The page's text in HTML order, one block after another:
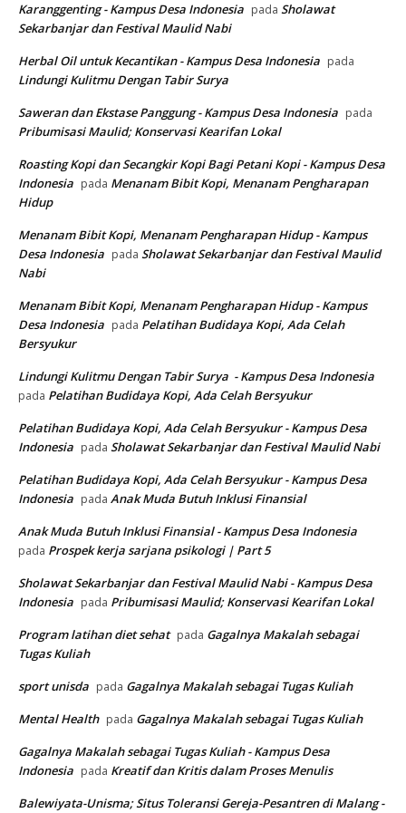
Karanggenting - Kampus Desa Indonesia pada Sholawat
Sekarbanjar dan Festival Maulid Nabi
Herbal Oil untuk Kecantikan - Kampus Desa Indonesia pada
Lindungi Kulitmu Dengan Tabir Surya
Saweran dan Ekstase Panggung - Kampus Desa Indonesia pada
Pribumisasi Maulid; Konservasi Kearifan Lokal
Roasting Kopi dan Secangkir Kopi Bagi Petani Kopi - Kampus Desa
Indonesia pada Menanam Bibit Kopi, Menanam Pengharapan
Hidup
Menanam Bibit Kopi, Menanam Pengharapan Hidup - Kampus
Desa Indonesia pada Sholawat Sekarbanjar dan Festival Maulid
Nabi
Menanam Bibit Kopi, Menanam Pengharapan Hidup - Kampus
Desa Indonesia pada Pelatihan Budidaya Kopi, Ada Celah
Bersyukur
Lindungi Kulitmu Dengan Tabir Surya - Kampus Desa Indonesia
pada Pelatihan Budidaya Kopi, Ada Celah Bersyukur
Pelatihan Budidaya Kopi, Ada Celah Bersyukur - Kampus Desa
Indonesia pada Sholawat Sekarbanjar dan Festival Maulid Nabi
Pelatihan Budidaya Kopi, Ada Celah Bersyukur - Kampus Desa
Indonesia pada Anak Muda Butuh Inklusi Finansial
Anak Muda Butuh Inklusi Finansial - Kampus Desa Indonesia
pada Prospek kerja sarjana psikologi | Part 5
Sholawat Sekarbanjar dan Festival Maulid Nabi - Kampus Desa
Indonesia pada Pribumisasi Maulid; Konservasi Kearifan Lokal
Program latihan diet sehat pada Gagalnya Makalah sebagai
Tugas Kuliah
sport unisda pada Gagalnya Makalah sebagai Tugas Kuliah
Mental Health pada Gagalnya Makalah sebagai Tugas Kuliah
Gagalnya Makalah sebagai Tugas Kuliah - Kampus Desa
Indonesia pada Kreatif dan Kritis dalam Proses Menulis
Balewiyata-Unisma; Situs Toleransi Gereja-Pesantren di Malang -